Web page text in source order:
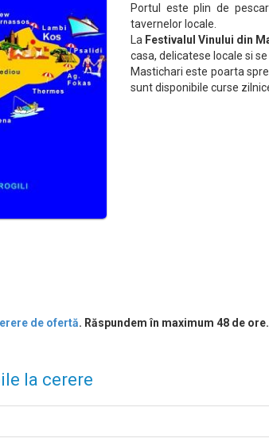
Portul este plin de
tavernelor locale.
La Festivalul Vinului din
casa, delicatese locale si
Mastichari este poarta
sunt disponibile curse
de ofertă. Răspundem în maximum 48 de ore.
la cerere